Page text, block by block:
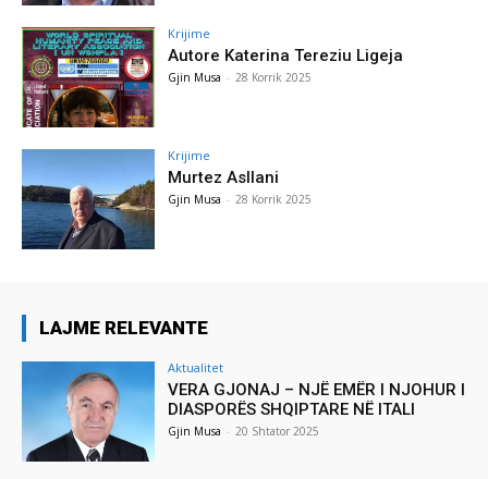
Krijime
Autore Katerina Tereziu Ligeja
Gjin Musa - 28 Korrik 2025
Krijime
Murtez Asllani
Gjin Musa - 28 Korrik 2025
LAJME RELEVANTE
Aktualitet
VERA GJONAJ – NJË EMËR I NJOHUR I
DIASPORËS SHQIPTARE NË ITALI
Gjin Musa - 20 Shtator 2025